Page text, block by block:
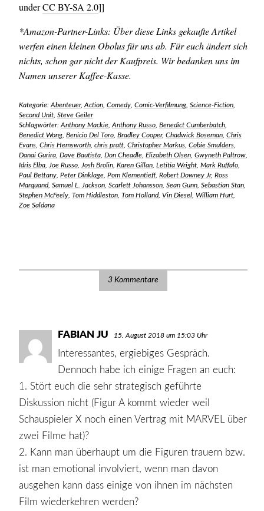
underCC BY-SA 2.0]]
*Amazon-Partner-Links: Über diese Links gekaufte Artikel
werfen einen kleinen Obolus für uns ab. Für euch ändert sich
nichts, schon gar nicht der Kaufpreis. Wir bedanken uns im
Namen unserer Kaffee-Kasse.
Kategorie: Abenteuer, Action, Comedy, Comic-Verfilmung, Science-Fiction,
Second Unit, Steve Geiler
Schlagwörter: Anthony Mackie, Anthony Russo, Benedict Cumberbatch,
Benedict Wong, Benicio Del Toro, Bradley Cooper, Chadwick Boseman, Chris
Evans, Chris Hemsworth, chris pratt, Christopher Markus, Cobie Smulders,
Danai Gurira, Dave Bautista, Don Cheadle, Elizabeth Olsen, Gwyneth Paltrow,
Idris Elba, Joe Russo, Josh Brolin, Karen Gillan, Letitia Wright, Mark Ruffalo,
Paul Bettany, Peter Dinklage, Pom Klementieff, Robert Downey Jr, Ross
Marquand, Samuel L. Jackson, Scarlett Johansson, Sean Gunn, Sebastian Stan,
Stephen McFeely, Tom Hiddleston, Tom Holland, Vin Diesel, William Hurt,
Zoe Saldana
3 Kommentare
FABIAN JU SAGT:
15. August 2018 um 15:03 Uhr
Interessantes, ergiebiges Gespräch.
Dennoch habe ich einige Fragen an euch:
1. Stört euch die sehr strategisch geführte
Diskussion nicht (Figur A kommt wieder weil
Schauspieler X noch einen Vertrag mit MARVEL über
zwei Filme hat)?
2. Kann man überhaupt um die Figuren trauern bzw.
ist man emotional involviert, wenn man davon
ausgehen kann dass einige von ihnen im nächsten
Film wiederkehren werden?